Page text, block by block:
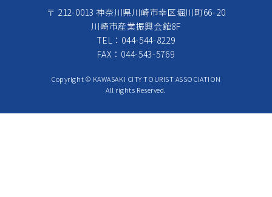
〒 212-0013 神奈川県川崎市幸区堀川町66-20
川崎市産業振興会館8F
TEL：044-544-8229
FAX：044-543-5769
Copyright © KAWASAKI CITY TOURIST ASSOCIATION
All rights Reserved.